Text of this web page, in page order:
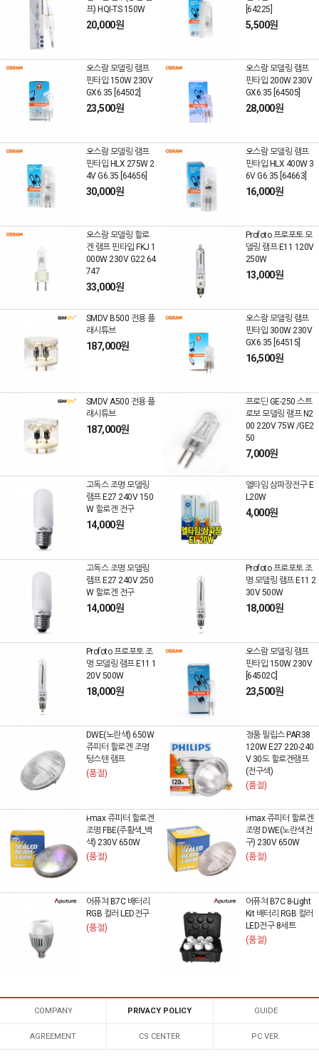
프) HQI-TS 150W
20,000원
[64225]
5,500원
오스람 모델링 램프
핀타입 150W 230V
GX6.35 [64502]
23,500원
오스람 모델링 램프
핀타입 200W 230V
GX6.35 [64505]
28,000원
오스람 모델링 램프
핀타입 HLX 275W 2
4V G6.35 [64656]
30,000원
오스람 모델링 램프
핀타입 HLX 400W 3
6V G6.35 [64663]
16,000원
오스람 모델링 할로
겐 램프 핀타입 FKJ 1
000W 230V G22 64
747
33,000원
Profoto 프로포토 모
델링 램프 E11 120V
250W
13,000원
SMDV B500 전용 플
래시튜브
187,000원
오스람 모델링 램프
핀타입 300W 230V
GX6.35 [64515]
16,500원
SMDV A500 전용 플
래시튜브
187,000원
프로딘 GE-250 스트
로보 모델링 램프 N2
00 220V 75W /GE2
50
7,000원
고독스 조명 모델링
램프 E27 240V 150
W 할로겐 전구
14,000원
엘타임 삼파장전구 E
L20W
4,000원
고독스 조명 모델링
램프 E27 240V 250
W 할로겐 전구
14,000원
Profoto 프로포토 조
명 모델링 램프 E11 2
30V 500W
18,000원
Profoto 프로포토 조
명 모델링 램프 E11 1
20V 500W
18,000원
오스람 모델링 램프
핀타입 150W 230V
[64502C]
23,500원
DWE(노란색) 650W
쥬피터 할로겐 조명
텅스텐 램프
(품절)
정품 필립스 PAR38
120W E27 220-240
V 30도 할로겐램프
(전구색)
(품절)
i-max 쥬피터 할로겐
조명 FBE(주황색_백
색) 230V 650W
(품절)
i-max 쥬피터 할로겐
조명 DWE(노란색전
구) 230V 650W
(품절)
어퓨쳐 B7C 배터리
RGB 컬러 LED전구
(품절)
어퓨쳐 B7C 8-Light
Kit 배터리 RGB 컬러
LED전구 8세트
(품절)
COMPANY PRIVACY POLICY GUIDE
AGREEMENT CS CENTER PC VER.